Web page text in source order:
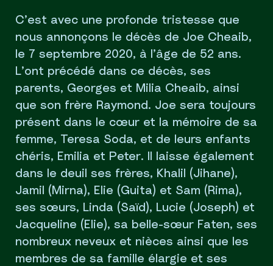
C’est avec une profonde tristesse que
nous annonçons le décès de Joe Cheaib,
le 7 septembre 2020, à l’âge de 52 ans.
L’ont précédé dans ce décès, ses
parents, Georges et Milia Cheaib, ainsi
que son frère Raymond. Joe sera toujours
présent dans le cœur et la mémoire de sa
femme, Teresa Soda, et de leurs enfants
chéris, Emilia et Peter. Il laisse également
dans le deuil ses frères, Khalil (Jihane),
Jamil (Mirna), Elie (Guita) et Sam (Rima),
ses sœurs, Linda (Saïd), Lucie (Joseph) et
Jacqueline (Elie), sa belle-sœur Faten, ses
nombreux neveux et nièces ainsi que les
membres de sa famille élargie et ses